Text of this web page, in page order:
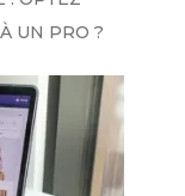
UN PRO ?